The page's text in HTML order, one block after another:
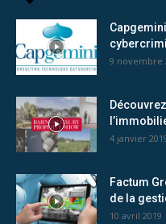
9 novembre
4 janvier
Factum
de la
10 avril 2019